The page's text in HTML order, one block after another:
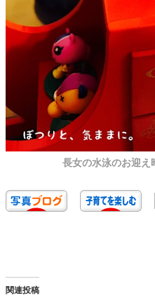
長女の水泳のお迎え
関連投稿